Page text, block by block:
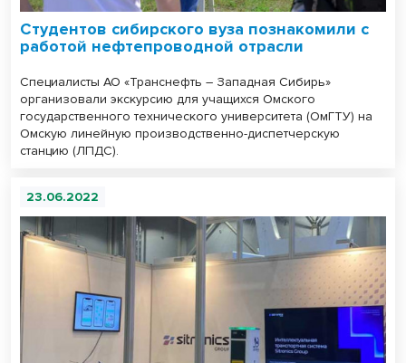
Студентов сибирского вуза познакомили с
работой нефтепроводной отрасли
Специалисты АО «Транснефть – Западная Сибирь»
организовали экскурсию для учащихся Омского
государственного технического университета (ОмГТУ) на
Омскую линейную производственно-диспетчерскую
станцию (ЛПДС).
23.06.2022